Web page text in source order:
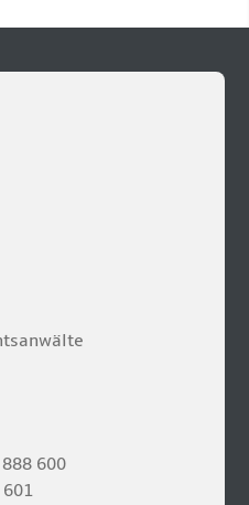
600
601